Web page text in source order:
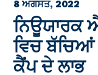
8 ਅਗਸਤ, 2022
ਨਿਊਯਾਰਕ
ਵਿਚ
ਕੈਂਪ ਦੇ ਲਾਭ